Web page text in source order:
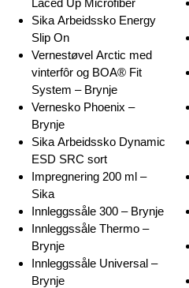
Laced Up Microfiber
Sika Arbeidssko Energy
Slip On
Vernestøvel Arctic med
vinterfôr og BOA® Fit
System – Brynje
Vernesko Phoenix –
Brynje
Sika Arbeidssko Dynamic
ESD SRC sort
Impregnering 200 ml –
Sika
Innleggssåle 300 – Brynje
Innleggssåle Thermo –
Brynje
Innleggssåle Universal –
Brynje